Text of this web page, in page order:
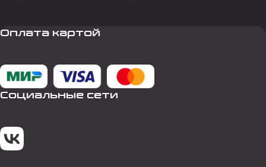
Оплата картой
Социальные сети